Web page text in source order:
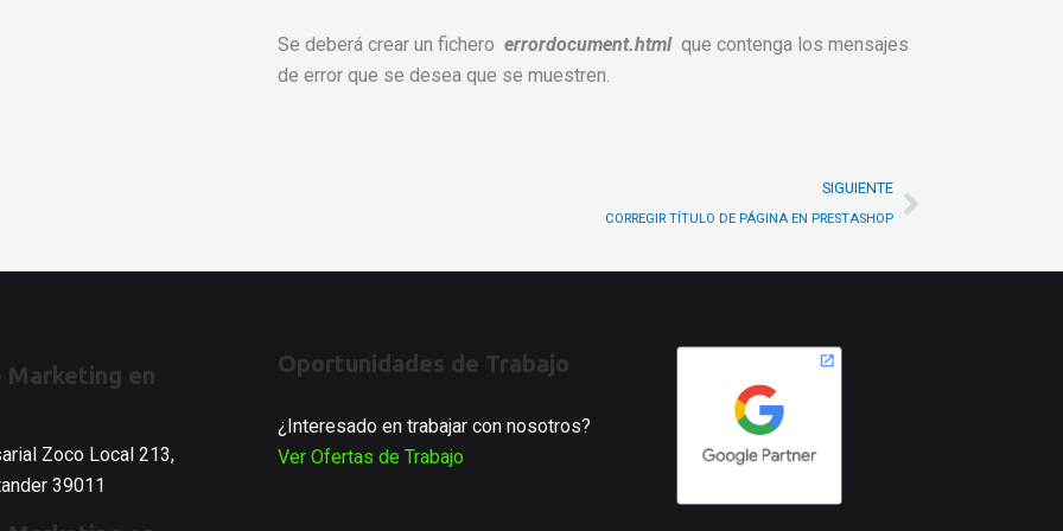
Se deberá crear un fichero errordocument.htmlque contenga los mensajes
de error que se desea que se muestren.
SIGUIENTE
CORREGIR TÍTULO DE PÁGINA EN PRESTASHOP
Siguiente
Marketing en
Zoco Local 213,
39011
Oportunidades de Trabajo
¿Interesado en trabajar con nosotros?
Ver Ofertas de Trabajo